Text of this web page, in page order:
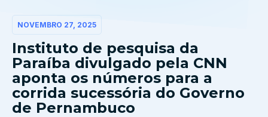
NOVEMBRO 27, 2025
Instituto de pesquisa da
Paraíba divulgado pela CNN
aponta os números para a
corrida sucessória do Governo
de Pernambuco